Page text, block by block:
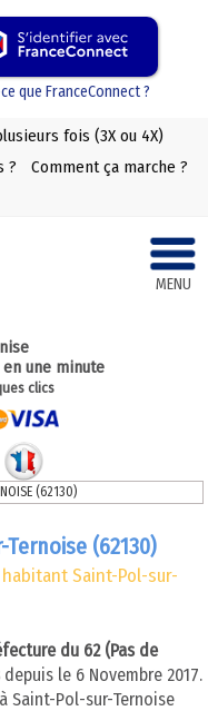
que FranceConnect ?
fois (3X ou 4X)
?
Comment ça marche ?
MENU
une minute
clics
(62130)
(62130)
Saint-Pol-sur-
du 62 (Pas de
depuis le 6 Novembre 2017.
Saint-Pol-sur-Ternoise